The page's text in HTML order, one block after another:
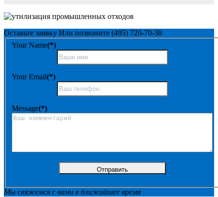
Оставьте заявку Или позвоните (495) 720-70-38
Your Name(*)
Your Email(*)
Message(*)
Мы свяжемся с вами в ближайшее время